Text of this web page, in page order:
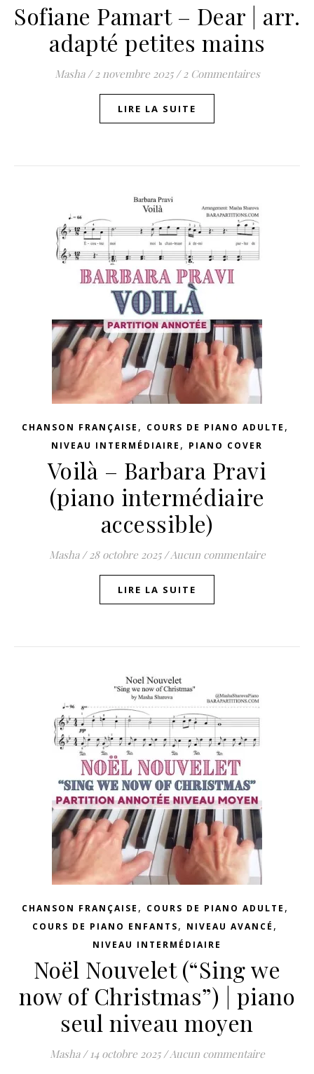
Sofiane Pamart – Dear | arr.
adapté petites mains
Masha / 2 novembre 2025 / 2 Commentaires
LIRE LA SUITE
CHANSON FRANÇAISE , COURS DE PIANO ADULTE ,
NIVEAU INTERMÉDIAIRE , PIANO COVER
Voilà – Barbara Pravi
(piano intermédiaire
accessible)
Masha / 28 octobre 2025 /Aucun commentaire
LIRE LA SUITE
CHANSON FRANÇAISE , COURS DE PIANO ADULTE ,
COURS DE PIANO ENFANTS, NIVEAU AVANCÉ ,
NIVEAU INTERMÉDIAIRE
Noël Nouvelet (“Sing we
now of Christmas”) | piano
seul niveau moyen
Masha / 14 octobre 2025 /Aucun commentaire